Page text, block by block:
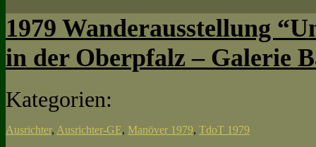
1979 Wanderausstellung
in der Oberpfalz – Galerie
Kategorien:
Ausrichter, Ausrichter-GE, Manöver 1979, TdoT 1979